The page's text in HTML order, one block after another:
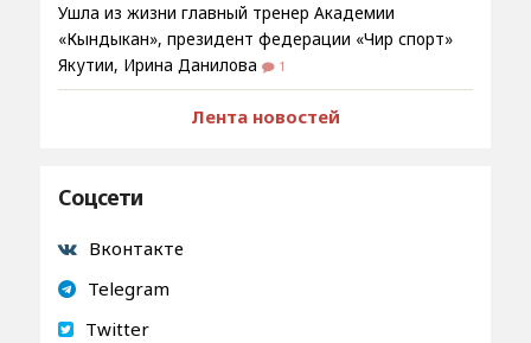
Ушла из жизни главный тренер Академии
«Кындыкан», президент федерации «Чир спорт»
Якутии, Ирина Данилова
1
Лента новостей
Соцсети
Вконтакте
Telegram
Twitter